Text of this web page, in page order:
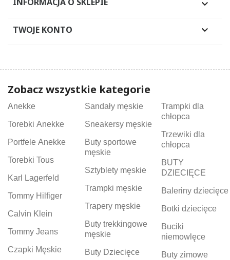

TWOJE KONTO 
Zobacz wszystkie kategorie
Anekke
Torebki Anekke
Portfele Anekke
Torebki Tous
Karl Lagerfeld
Tommy Hilfiger
Calvin Klein
Tommy Jeans
Czapki Męskie
Sandały męskie
Sneakersy męskie
Buty sportowe
męskie
Sztyblety męskie
Trampki męskie
Trapery męskie
Buty trekkingowe
męskie
Buty Dziecięce
Trampki dla
chłopca
Trzewiki dla
chłopca
BUTY
DZIECIĘCE
Baleriny dziecięce
Botki dziecięce
Buciki
niemowlęce
Buty zimowe